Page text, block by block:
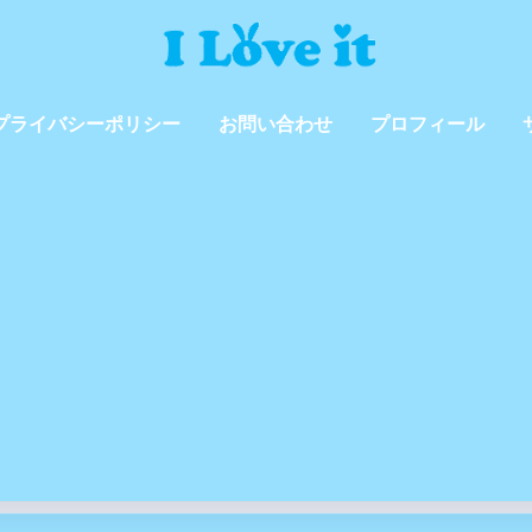
ライバシーポリシー お問い合わせ プロフィール